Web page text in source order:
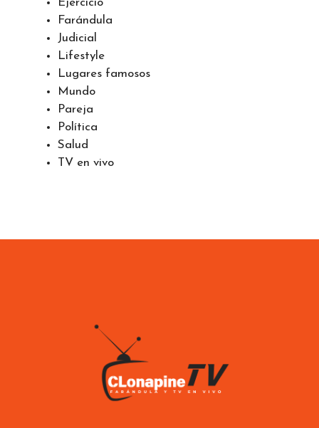
Deportes
Economía
Ejercicio
Farándula
Judicial
Lifestyle
Lugares famosos
Mundo
Pareja
Política